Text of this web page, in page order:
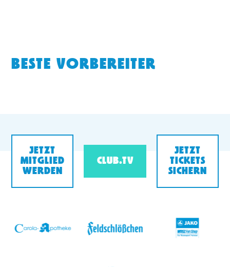
BESTE VORBEREITER
JETZT
MITGLIED
WERDEN
CLUB.TV
JETZT
TICKETS
SICHERN